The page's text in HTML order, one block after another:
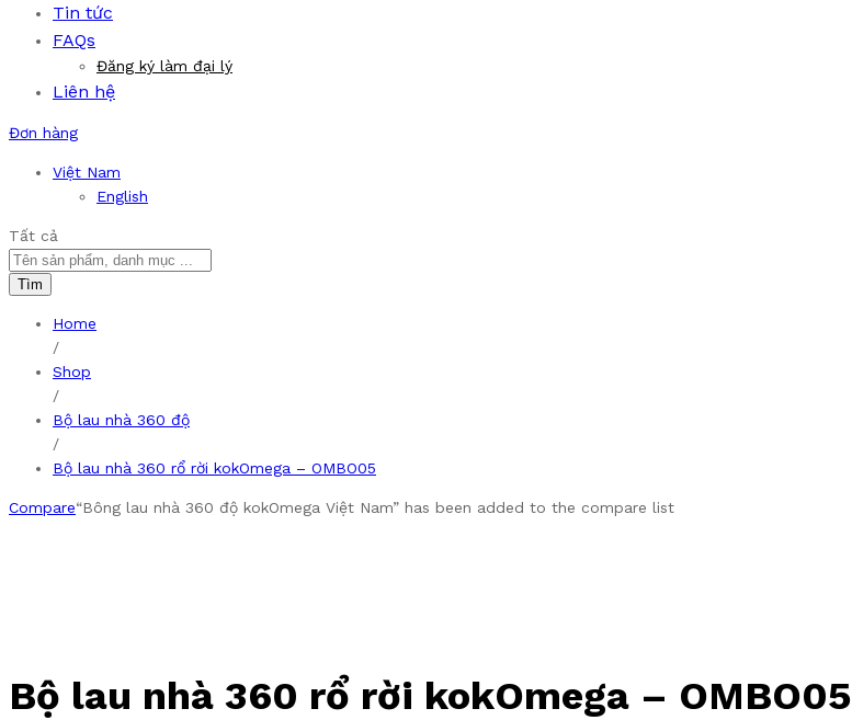
Tin tức
FAQs
Đăng ký làm đại lý
Liên hệ
Đơn hàng
Việt Nam
English
Tất cả
Tìm
Home
/
Shop
/
Bộ lau nhà 360 độ
/
Bộ lau nhà 360 rổ rời kokOmega – OMBO05
Compare“Bông lau nhà 360 độ kokOmega Việt Nam” has been added to the compare list
Bộ lau nhà 360 rổ rời kokOmega – OMBO05